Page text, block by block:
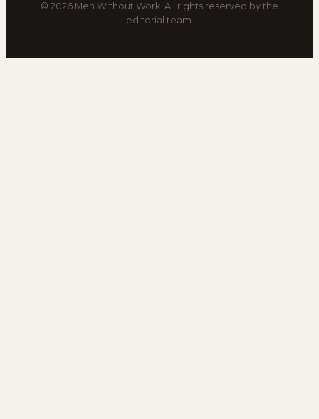
© 2026 Men Without Work. All rights reserved by the
editorial team.